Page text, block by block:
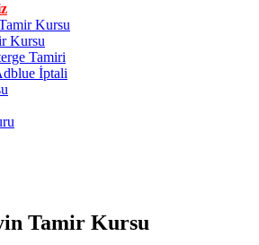
Kursu
Kursu
Tamiri
İptali
Tamir Kursu